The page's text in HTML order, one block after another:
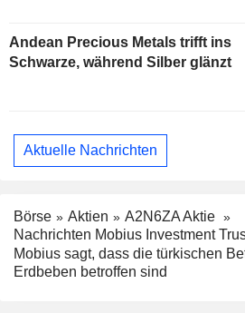
Andean Precious Metals trifft ins
Schwarze, während Silber glänzt
Aktuelle Nachrichten
Börse Aktien
A2N6ZA Aktie
Nachrichten Mobius Investment
Mobius sagt, dass die türkischen
Erdbeben betroffen sind